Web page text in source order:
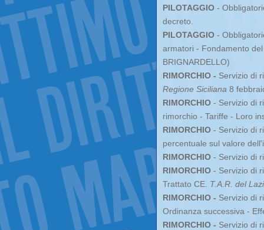
PILOTAGGIO -
decreto.
PILOTAGGIO -
armatori - Fondamento
BRIGNARDELLO)
RIMORCHIO - Servizio di
Regione Siciliana 8
RIMORCHIO - Servizio di
rimorchio - Tariffe - Loro
RIMORCHIO - Servizio di
percentuale sul valore
RIMORCHIO - Servizio di
RIMORCHIO - Servizio di
Trattato CE. T.A.R. del
RIMORCHIO - Servizio di
Ordinanza successiva -
RIMORCHIO - Servizio di